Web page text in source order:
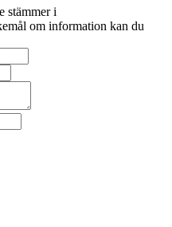
stämmer i
om information kan du